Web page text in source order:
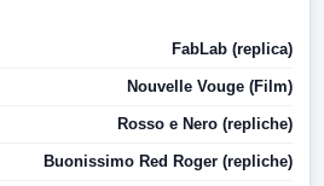
FabLab (replica)
Nouvelle Vouge (Film)
Rosso e Nero (repliche)
Buonissimo Red Roger (repliche)